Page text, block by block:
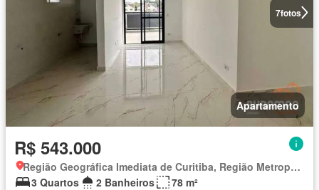
7fotos
Apartamento
R$ 543.000
Região Geográfica Imediata de Curitiba, Região Metropolitana de Curitiba
3 Quartos
2 Banheiros
78 m²